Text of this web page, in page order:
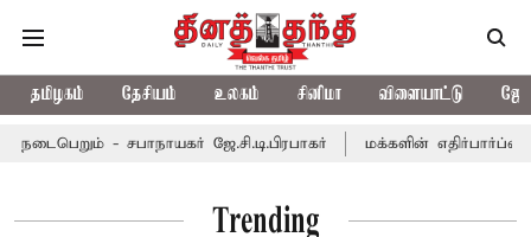
தமிழகம் தேசியம் உலகம் சினிமா விளையாட்டு
- சபாநாயகர் ஜே.சி.டி.பிரபாகர் மக்களின் எதிர்பார்ப்பை
Trending